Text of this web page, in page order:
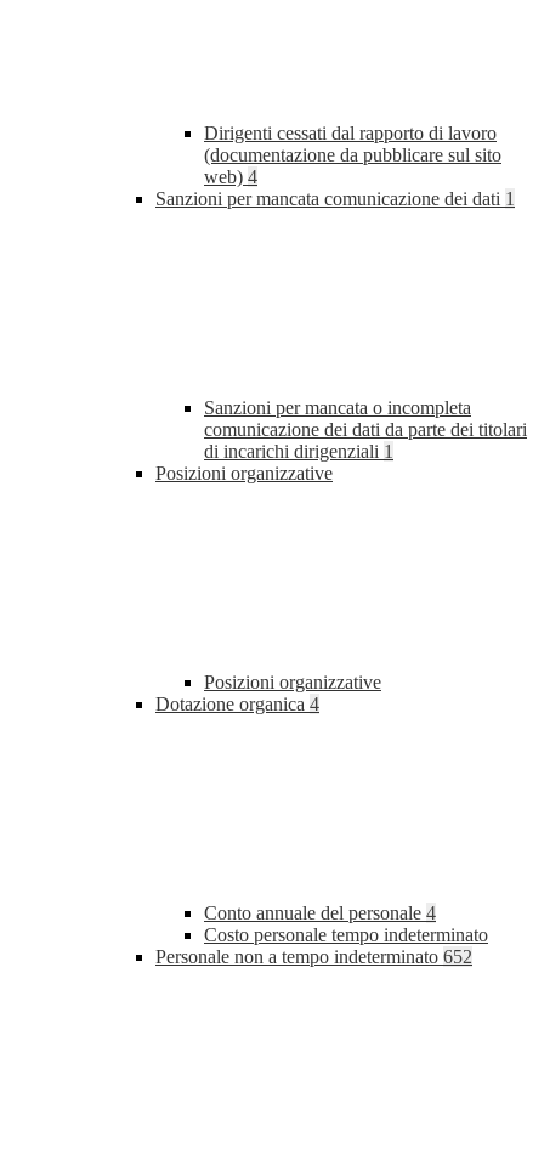
Dirigenti cessati dal rapporto di lavoro
(documentazione da pubblicare sul sito
web) 4
Sanzioni per mancata comunicazione dei dati 1
Sanzioni per mancata o incompleta
comunicazione dei dati da parte dei titolari
di incarichi dirigenziali 1
Posizioni organizzative
Posizioni organizzative
Dotazione organica 4
Conto annuale del personale 4
Costo personale tempo indeterminato
Personale non a tempo indeterminato 652